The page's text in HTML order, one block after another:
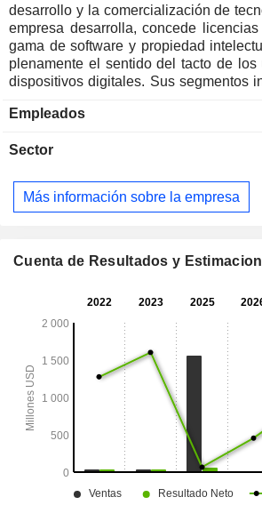
desarrollo y la comercialización de
empresa desarrolla, concede
gama de software y propiedad
plenamente el sentido del tacto de
dispositivos digitales. Sus segmentos
su tecnología patentada a sus
técnica diseñadas para integrar la
la funcionalidad de dicha tecnología.
empresa permiten a sus clientes
diversas áreas de aplicación, tales
móvil y otros contenidos; realidad
médico y residencial.
Empleados
Sector
Más información sobre la empresa
Cuenta de Resultados y